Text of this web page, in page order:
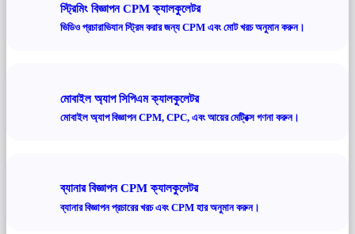
স্ট্রিমিং বিজ্ঞাপন CPM ক্যালকুলেটর
ভিডিও প্রচারাভিযান স্ট্রিম করার জন্য CPM এবং মোট খরচ অনুমান করুন।
মোবাইল অ্যাপ সিপিএম ক্যালকুলেটর
মোবাইল অ্যাপ বিজ্ঞাপন CPM, CPC, এবং আয়ের মেট্রিক্স গণনা করুন।
ব্যানার বিজ্ঞাপন CPM ক্যালকুলেটর
ব্যানার বিজ্ঞাপন প্রচারের খরচ এবং CPM হার অনুমান করুন।